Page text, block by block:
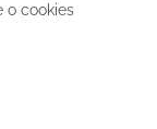
o cookies